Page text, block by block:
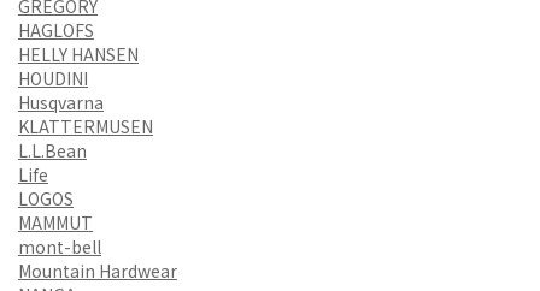
GREGORY
HAGLOFS
HELLY HANSEN
HOUDINI
Husqvarna
KLATTERMUSEN
L.L.Bean
Life
LOGOS
MAMMUT
mont-bell
Mountain Hardwear